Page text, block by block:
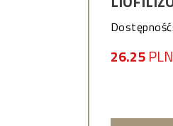
Dostępność:
26.25PLN